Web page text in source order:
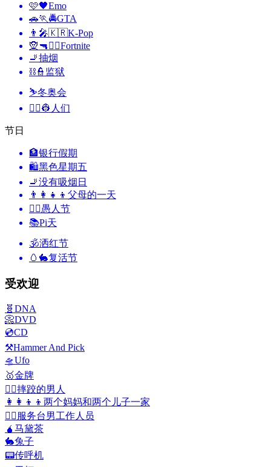
🩷🖤Emo
🚗🏃🚔GTA
👨‍🎤🇰🇷K-Pop
🧝🔫🦹‍♂️Fortnite
🚬抽烟
⛓️👮 监狱
⛷冬奥会
👨‍✈️👷 人们
节日
🏦银行假期
🛍黑色星期五
🚬没有吸烟日
👨‍👩‍👧‍👦 父母的一天
🙆‍♂️愚人节
📚Pi天
🕉洒红节
🥚🐇复活节
受欢迎
🧬 DNA
📀DVD
💿CD
⚒️Hammer And Pick
🛸Ufo
🥇金牌
🤼‍♂️摔跤的男人
👩‍👩‍👦‍👦 两个妈妈和两个儿子一家
💁‍♂️ 服务台男工作人员
🧉 马黛茶
🐇兔子
📟传呼机